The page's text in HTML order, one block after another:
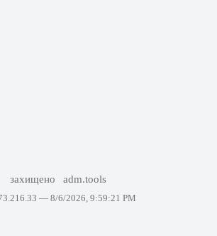
захищено adm.tools
— 8/6/2026, 9:59:21 PM